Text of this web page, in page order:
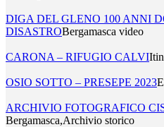
DIGA DEL GLENO 100 ANNI
DISASTROBergamasca video
CARONA – RIFUGIO CALVI
OSIO SOTTO – PRESEPE 2023
ARCHIVIO FOTOGRAFICO
Bergamasca,Archivio storico